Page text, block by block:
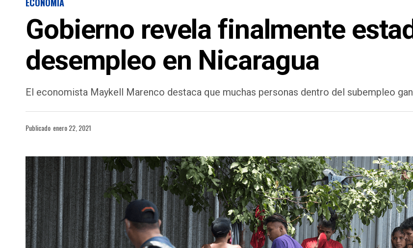
Gobierno revela finalmente
desempleo en Nicaragua
El economista Maykell Marenco destaca que muchas personas dentro del subempleo
Publicado enero 22, 2021